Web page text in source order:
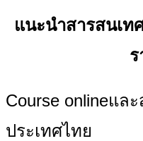
แนะนำสารสนเท
Course onlineแล
ประเทศไทย